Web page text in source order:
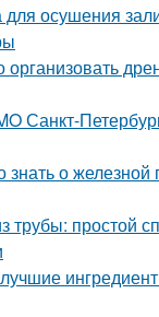
осушения
организовать
Санкт-
знать о железной
трубы: простой